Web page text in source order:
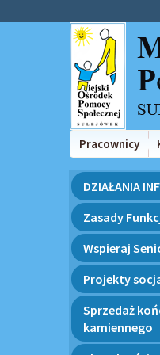
Pracownicy
Menu
DZIAŁANIA
Zasady
Wspieraj
Projekty
Sprzedaż
kamiennego